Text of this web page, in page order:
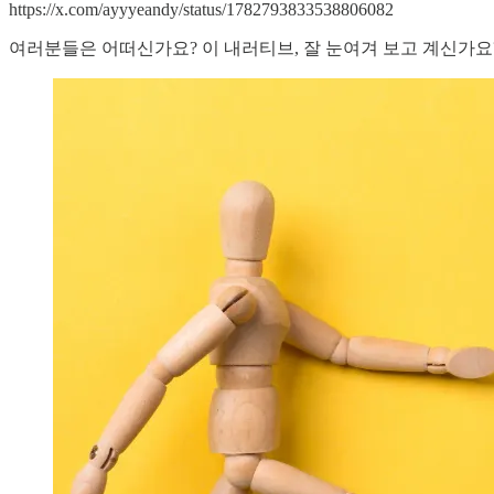
https://x.com/ayyyeandy/status/1782793833538806082
여러분들은 어떠신가요? 이 내러티브, 잘 눈여겨 보고 계신가요